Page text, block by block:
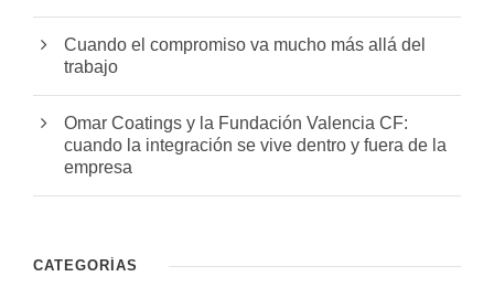
Cuando el compromiso va mucho más allá del
trabajo
Omar Coatings y la Fundación Valencia CF:
cuando la integración se vive dentro y fuera de la
empresa
CATEGORÍAS